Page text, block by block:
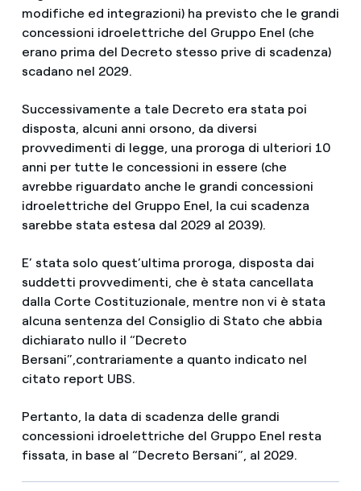
modifiche ed integrazioni) ha previsto che le grandi
concessioni idroelettriche del Gruppo Enel (che
erano prima del Decreto stesso prive di scadenza)
scadano nel 2029.
Successivamente a tale Decreto era stata poi
disposta, alcuni anni orsono, da diversi
provvedimenti di legge, una proroga di ulteriori 10
anni per tutte le concessioni in essere (che
avrebbe riguardato anche le grandi concessioni
idroelettriche del Gruppo Enel, la cui scadenza
sarebbe stata estesa dal 2029 al 2039).
E’ stata solo quest’ultima proroga, disposta dai
suddetti provvedimenti, che è stata cancellata
dalla Corte Costituzionale, mentre non vi è stata
alcuna sentenza del Consiglio di Stato che abbia
dichiarato nullo il “Decreto
Bersani”,contrariamente a quanto indicato nel
citato report UBS.
Pertanto, la data di scadenza delle grandi
concessioni idroelettriche del Gruppo Enel resta
fissata, in base al “Decreto Bersani”, al 2029.